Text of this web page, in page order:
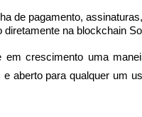
de pagamento, assinaturas,
na blockchain
em crescimento uma
aberto para qualquer um